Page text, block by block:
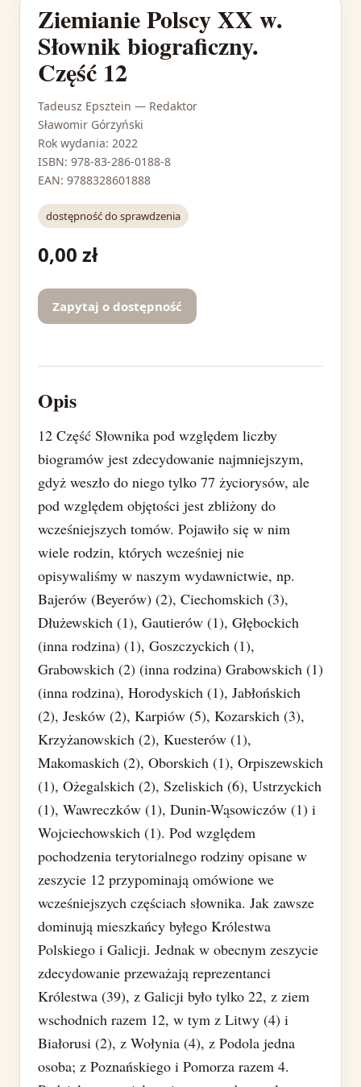
Ziemianie Polscy XX w.
Słownik biograficzny.
Część 12
Tadeusz Epsztein — Redaktor
Sławomir Górzyński
Rok wydania: 2022
ISBN: 978-83-286-0188-8
EAN: 9788328601888
dostępność do sprawdzenia
0,00 zł
Zapytaj o dostępność
Opis
12 Część Słownika pod względem liczby
biogramów jest zdecydowanie najmniejszym,
gdyż weszło do niego tylko 77 życiorysów, ale
pod względem objętości jest zbliżony do
wcześniejszych tomów. Pojawiło się w nim
wiele rodzin, których wcześniej nie
opisywaliśmy w naszym wydawnictwie, np.
Bajerów (Beyerów) (2), Ciechomskich (3),
Dłużewskich (1), Gautierów (1), Głębockich
(inna rodzina) (1), Goszczyckich (1),
Grabowskich (2) (inna rodzina) Grabowskich (1)
(inna rodzina), Horodyskich (1), Jabłońskich
(2), Jesków (2), Karpiów (5), Kozarskich (3),
Krzyżanowskich (2), Kuesterów (1),
Makomaskich (2), Oborskich (1), Orpiszewskich
(1), Ożegalskich (2), Szeliskich (6), Ustrzyckich
(1), Wawreczków (1), Dunin-Wąsowiczów (1) i
Wojciechowskich (1). Pod względem
pochodzenia terytorialnego rodziny opisane w
zeszycie 12 przypominają omówione we
wcześniejszych częściach słownika. Jak zawsze
dominują mieszkańcy byłego Królestwa
Polskiego i Galicji. Jednak w obecnym zeszycie
zdecydowanie przeważają reprezentanci
Królestwa (39), z Galicji było tylko 22, z ziem
wschodnich razem 12, w tym z Litwy (4) i
Białorusi (2), z Wołynia (4), z Podola jedna
osoba; z Poznańskiego i Pomorza razem 4.